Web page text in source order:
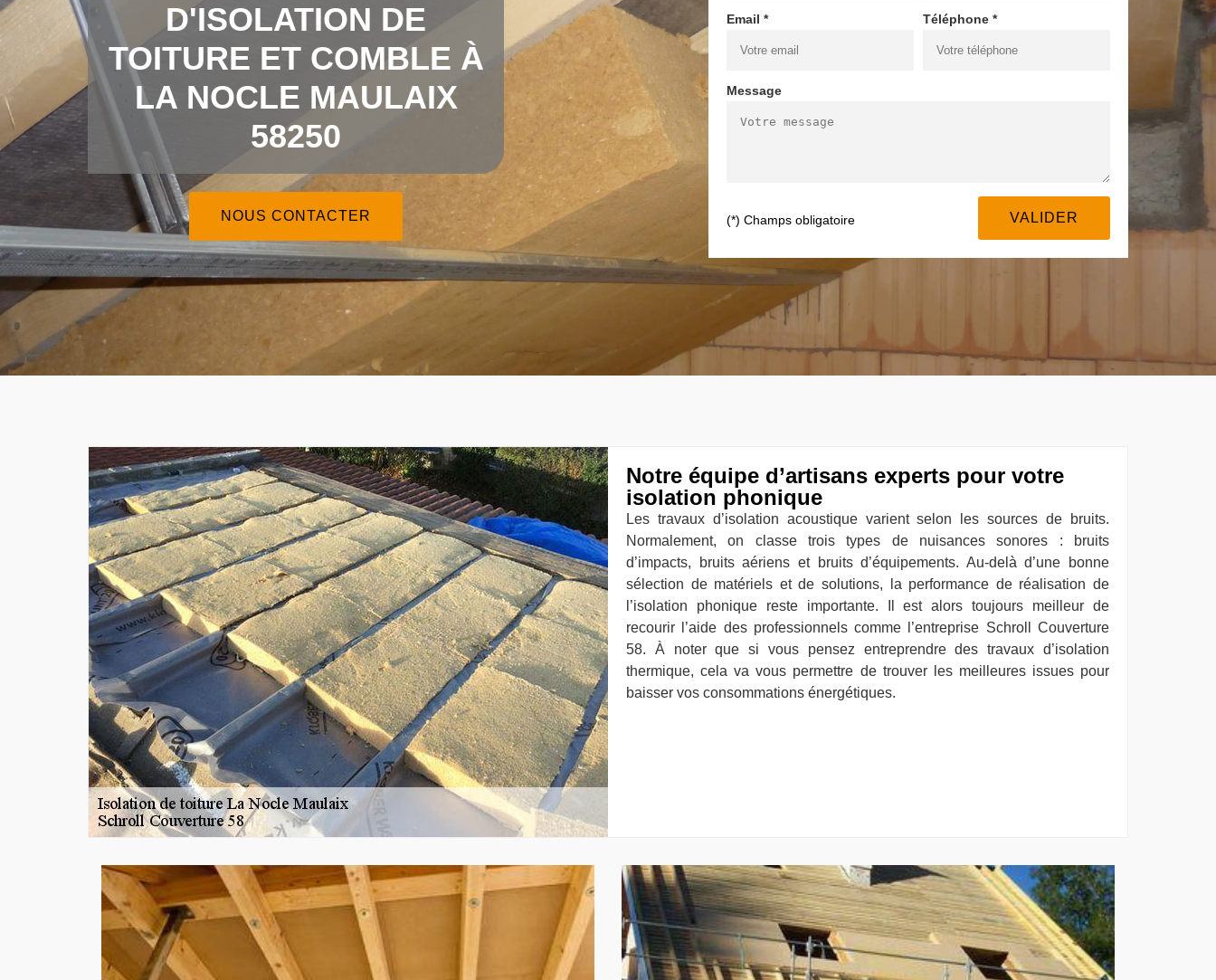
D'ISOLATION DE
TOITURE ET COMBLE À
LA NOCLE MAULAIX
58250
NOUS CONTACTER
Email * Téléphone *
Message
(*) Champs obligatoire
Notre équipe d’artisans experts pour votre
isolation phonique
Les travaux d’isolation acoustique varient selon les sources de bruits.
Normalement, on classe trois types de nuisances sonores : bruits
d’impacts, bruits aériens et bruits d’équipements. Au-delà d’une bonne
sélection de matériels et de solutions, la performance de réalisation de
l’isolation phonique reste importante. Il est alors toujours meilleur de
recourir l’aide des professionnels comme l’entreprise Schroll Couverture
58. À noter que si vous pensez entreprendre des travaux d’isolation
thermique, cela va vous permettre de trouver les meilleures issues pour
baisser vos consommations énergétiques.